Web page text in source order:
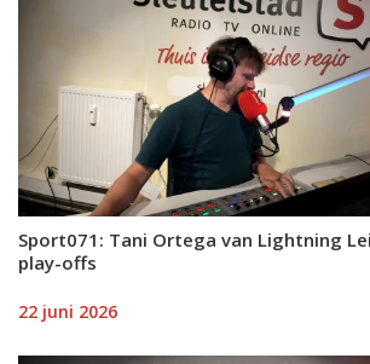
Sport071: Tani Ortega van Lightning
play-offs
22 juni 2026